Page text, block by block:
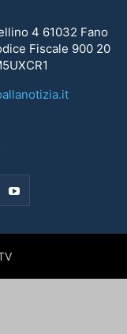
4 61032 Fano
Fiscale 900 20